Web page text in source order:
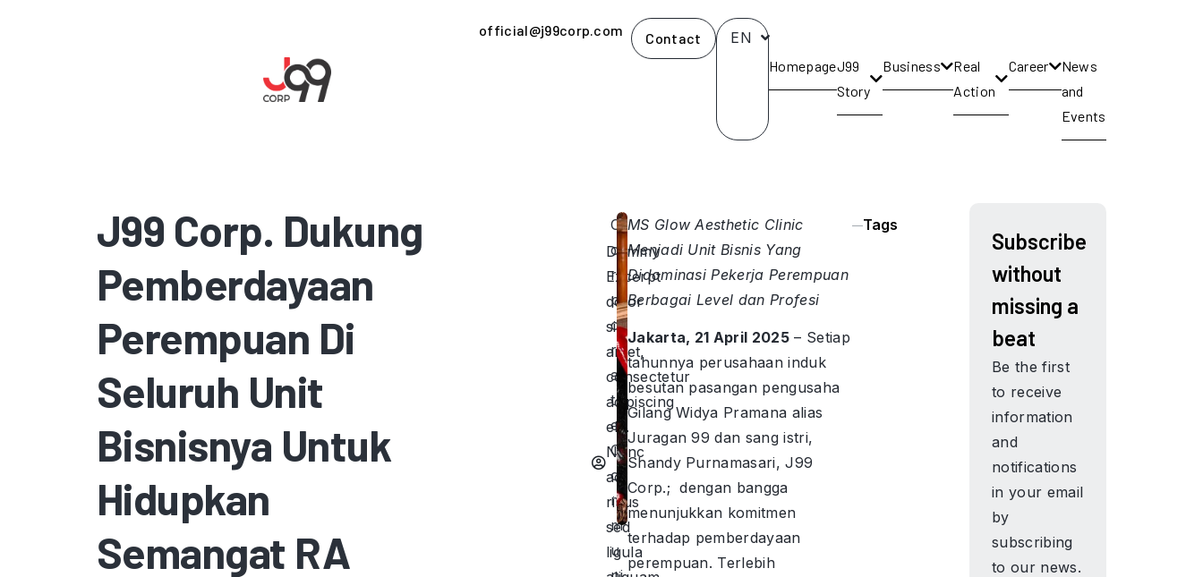
official@j99corp.com Contact EN
HomepageJ99
Story
Business
Real
Action
Career
News
and
Events
J99 Corp. Dukung
Pemberdayaan
Perempuan Di
Seluruh Unit
Bisnisnya Untuk
Hidupkan
Semangat RA
C
o
r
p
o
r
a
t
e
C
o
m
m
u
Dummy
Excerpt
dolor
sit
amet,
consectetur
adipiscing
elit.
Nunc
ac
risus
sed
ligula
MS Glow Aesthetic Clinic
Menjadi Unit Bisnis Yang
Didominasi Pekerja Perempuan
Berbagai Level dan Profesi
Jakarta, 21 April 2025– Setiap
tahunnya perusahaan induk
besutan pasangan pengusaha
Gilang Widya Pramana alias
Juragan 99 dan sang istri,
Shandy Purnamasari, J99
Corp.; dengan bangga
menunjukkan komitmen
terhadap pemberdayaan
perempuan. Terlebih
Tags
Subscribe
without
missing a
beat
Be the first
to receive
information
and
notifications
in your email
by
subscribing
to our news.